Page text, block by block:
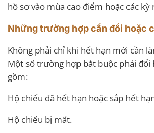
hồ sơ vào mùa cao điểm hoặc các kỳ
Những trường hợp cần đổi hoặc
Không phải chỉ khi hết hạn mới cần
Một số trường hợp bắt buộc phải đổi
gồm:
Hộ chiếu đã hết hạn hoặc sắp hết
Hộ chiếu bị mất.